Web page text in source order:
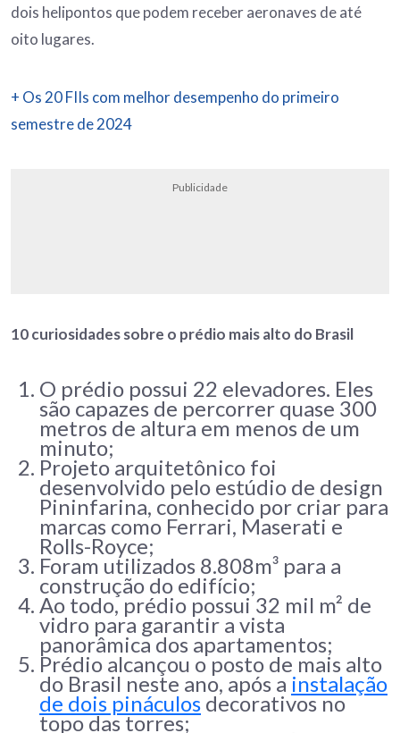
dois helipontos que podem receber aeronaves de até
oito lugares.
+ Os 20 FIIs com melhor desempenho do primeiro
semestre de 2024
Publicidade
10 curiosidades sobre o prédio mais alto do Brasil
O prédio possui 22 elevadores. Eles
são capazes de percorrer quase 300
metros de altura em menos de um
minuto;
Projeto arquitetônico foi
desenvolvido pelo estúdio de design
Pininfarina, conhecido por criar para
marcas como Ferrari, Maserati e
Rolls-Royce;
Foram utilizados 8.808m³ para a
construção do edifício;
Ao todo, prédio possui 32 mil m² de
vidro para garantir a vista
panorâmica dos apartamentos;
Prédio alcançou o posto de mais alto
do Brasil neste ano, após a instalação
de dois pináculos decorativos no
topo das torres;